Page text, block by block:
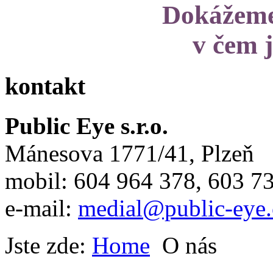
v čem
kontakt
Public Eye s.r.o.
Mánesova 1771/41, Plzeň
mobil: 604 964 378, 603
e-mail: medial@public-
Jste zde: Home O nás